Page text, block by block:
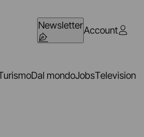
NewsletterAccount
Dal mondoJobsTelevision